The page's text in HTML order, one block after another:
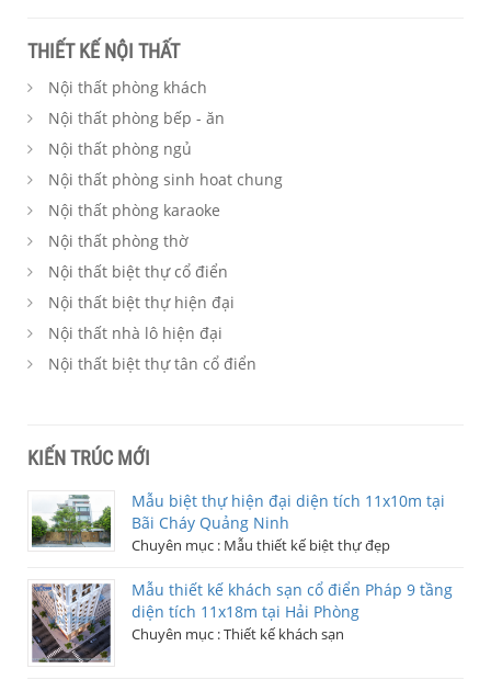
THIẾT KẾ NỘI THẤT
Nội thất phòng khách
Nội thất phòng bếp - ăn
Nội thất phòng ngủ
Nội thất phòng sinh hoat chung
Nội thất phòng karaoke
Nội thất phòng thờ
Nội thất biệt thự cổ điển
Nội thất biệt thự hiện đại
Nội thất nhà lô hiện đại
Nội thất biệt thự tân cổ điển
KIẾN TRÚC MỚI
Mẫu biệt thự hiện đại diện tích 11x10m tại
Bãi Cháy Quảng Ninh
Chuyên mục : Mẫu thiết kế biệt thự đẹp
Mẫu thiết kế khách sạn cổ điển Pháp 9 tầng
diện tích 11x18m tại Hải Phòng
Chuyên mục :Thiết kế khách sạn